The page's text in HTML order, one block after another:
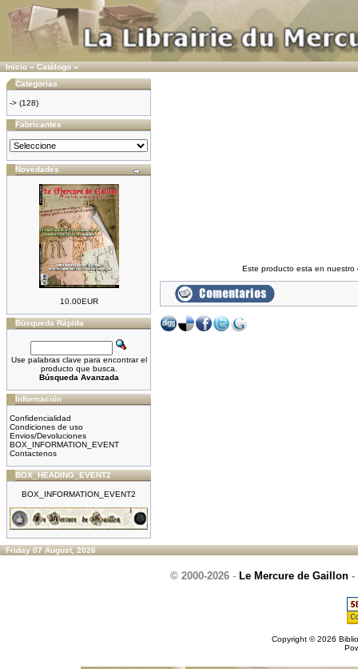
Inicio»Catálogo»
Categorias
-> (128)
Fabricantes
Novedades
10.00EUR
Búsqueda Rápida
Use palabras clave para encontrar el
producto que busca.
Búsqueda Avanzada
Información
Confidencialidad
Condiciones de uso
Envios/Devoluciones
BOX_INFORMATION_EVENT
Contactenos
BOX_HEADING_EVENT2
BOX_INFORMATION_EVENT2
Este producto esta en
Friday 07 August, 2026
© 2000-2026 - Le Mercure de Gaillon -
Copyright © 2026